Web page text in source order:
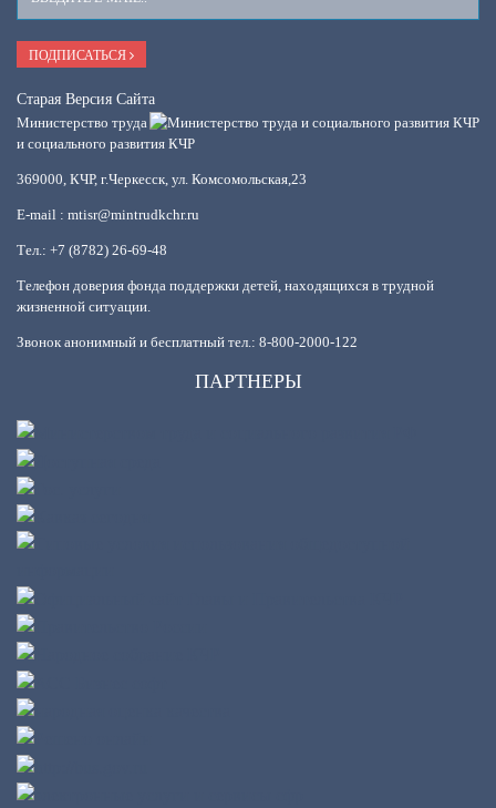
E-
Mail
ПОДПИСАТЬСЯ
Старая Версия Сайта
Министерство труда
и социального развития КЧР
369000, КЧР, г.Черкесск, ул. Комсомольская,23
E-mail : mtisr@mintrudkchr.ru
Тел.: +7 (8782) 26-69-48
Телефон доверия фонда поддержки детей, находящихся в трудной
жизненной ситуации.
Звонок анонимный и бесплатный тел.: 8-800-2000-122
ПАРТНЕРЫ